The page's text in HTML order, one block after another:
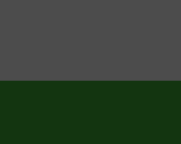
Varmt